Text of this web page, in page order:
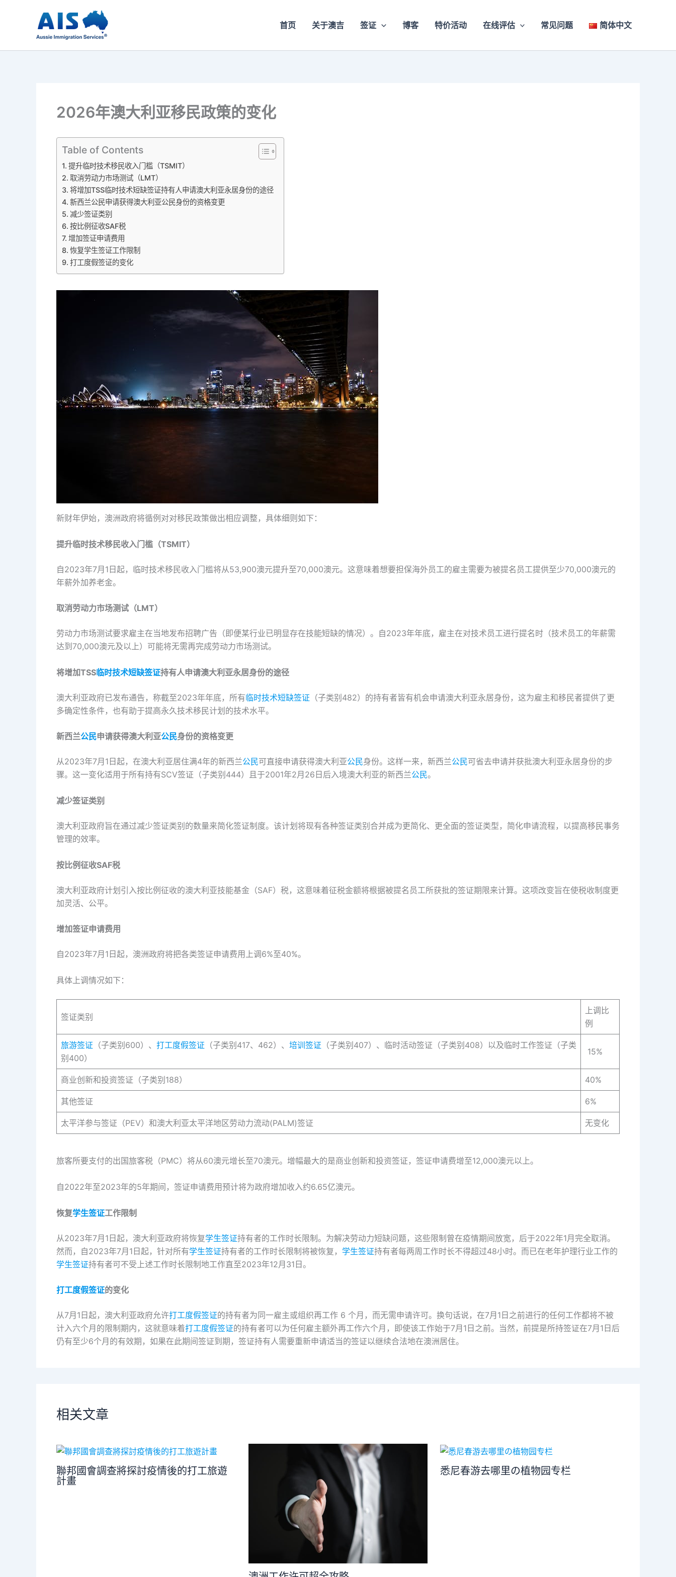
首页 关于澳吉 签证 博客 特价活动 在线评估 常见问题 简体中文
2026年澳大利亚移民政策的变化
Table of Contents
提升临时技术移民收入门槛（TSMIT）
取消劳动力市场测试（LMT）
将增加TSS临时技术短缺签证持有人申请澳大利亚永居身份的途径
新西兰公民申请获得澳大利亚公民身份的资格变更
减少签证类别
按比例征收SAF税
增加签证申请费用
恢复学生签证工作限制
打工度假签证的变化
新财年伊始，澳洲政府将循例对对移民政策做出相应调整，具体细则如下：
提升临时技术移民收入门槛（TSMIT）
自2023年7月1日起，临时技术移民收入门槛将从53,900澳元提升至70,000澳元。这意味着想要担保海外员工的雇主需要为被提名员工提供至少70,000澳元的
年薪外加养老金。
取消劳动力市场测试（LMT）
劳动力市场测试要求雇主在当地发布招聘广告（即便某行业已明显存在技能短缺的情况）。自2023年年底，雇主在对技术员工进行提名时（技术员工的年薪需
达到70,000澳元及以上）可能将无需再完成劳动力市场测试。
将增加TSS临时技术短缺签证持有人申请澳大利亚永居身份的途径
澳大利亚政府已发布通告，称截至2023年年底，所有临时技术短缺签证 （子类别482）的持有者皆有机会申请澳大利亚永居身份，这为雇主和移民者提供了更
多确定性条件，也有助于提高永久技术移民计划的技术水平。
新西兰公民申请获得澳大利亚公民身份的资格变更
从2023年7月1日起，在澳大利亚居住满4年的新西兰公民可直接申请获得澳大利亚公民身份。这样一来，新西兰公民可省去申请并获批澳大利亚永居身份的步
骤。这一变化适用于所有持有SCV签证（子类别444）且于2001年2月26日后入境澳大利亚的新西兰公民。
减少签证类别
澳大利亚政府旨在通过减少签证类别的数量来简化签证制度。该计划将现有各种签证类别合并成为更简化、更全面的签证类型，简化申请流程，以提高移民事务
管理的效率。
按比例征收SAF税
澳大利亚政府计划引入按比例征收的澳大利亚技能基金（SAF）税，这意味着征税金额将根据被提名员工所获批的签证期限来计算。这项改变旨在使税收制度更
加灵活、公平。
增加签证申请费用
自2023年7月1日起，澳洲政府将把各类签证申请费用上调6%至40%。
具体上调情况如下：
签证类别
上调比
例
旅游签证 （子类别600）、 打工度假签证 （子类别417、462）、 培训签证 （子类别407）、临时活动签证（子类别408）以及临时工作签证（子类
别400）
15%
商业创新和投资签证（子类别188） 40%
其他签证 6%
太平洋参与签证（PEV）和澳大利亚太平洋地区劳动力流动(PALM)签证 无变化
旅客所要支付的出国旅客税（PMC）将从60澳元增长至70澳元。增幅最大的是商业创新和投资签证，签证申请费增至12,000澳元以上。
自2022年至2023年的5年期间，签证申请费用预计将为政府增加收入约6.65亿澳元。
恢复学生签证工作限制
从2023年7月1日起，澳大利亚政府将恢复学生签证持有者的工作时长限制。为解决劳动力短缺问题，这些限制曾在疫情期间放宽，后于2022年1月完全取消。
然而，自2023年7月1日起，针对所有学生签证持有者的工作时长限制将被恢复， 学生签证持有者每两周工作时长不得超过48小时。而已在老年护理行业工作的
学生签证持有者可不受上述工作时长限制地工作直至2023年12月31日。
打工度假签证的变化
从7月1日起，澳大利亚政府允许打工度假签证的持有者为同一雇主或组织再工作 6 个月，而无需申请许可。换句话说，在7月1日之前进行的任何工作都将不被
计入六个月的限制期内，这就意味着打工度假签证的持有者可以为任何雇主额外再工作六个月，即使该工作始于7月1日之前。当然，前提是所持签证在7月1日后
仍有至少6个月的有效期，如果在此期间签证到期，签证持有人需要重新申请适当的签证以继续合法地在澳洲居住。
相关文章
聯邦國會調查將探討疫情後的打工旅遊
計畫
悉尼春游去哪里の植物园专栏